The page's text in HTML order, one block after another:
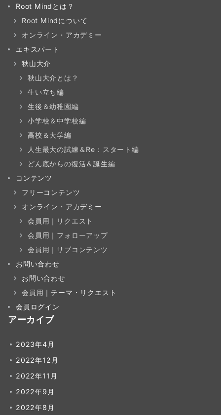
Root Mindとは？
Root Mindについて
オンライン・アカデミー
エキスパート
秋山大介
秋山大介とは？
生い立ち編
生後＆幼稚園編
小学校＆中学校編
高校＆大学編
人生最大の試練＆Re：スタート編
どん底からの復活＆誕生編
コンテンツ
フリーコンテンツ
オンライン・アカデミー
会員用｜リクエスト
会員用｜フォローアップ
会員用｜サブコンテンツ
お問い合わせ
お問い合わせ
会員用｜テーマ・リクエスト
会員ログイン
アーカイブ
2023年4月
2022年12月
2022年11月
2022年9月
2022年8月